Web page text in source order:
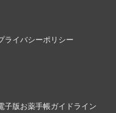
ライバシーポリシー
子版お薬手帳ガイドライン